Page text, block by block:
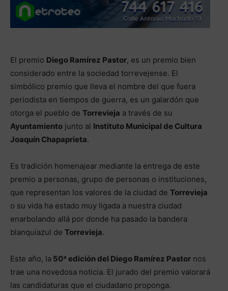
El premio Diego Ramírez Pastor, es un premio bien
considerado entre la sociedad torrevejense. El
simbólico premio que lleva el nombre del que fuera
periodista en tiempos de guerra, es un galardón que
otorga el pueblo de Torrevieja a través de su
Ayuntamiento junto al Instituto Municipal de Cultura
Joaquín Chapaprieta.
Es tradición homenajear mediante la entrega de este
premio a personas, grupo de personas o instituciones,
que representan los valores de la ciudad de Torrevieja
o su vida ha estado muy ligada a nuestra ciudad
enarbolando allá por donde ha pasado la bandera
blanquiazul de Torrevieja.
Este año, la 50ª edición del Diego Ramírez Pastor nos
trae una novedosa noticia. El jurado del premio valorará
las candidaturas que el ciudadano proponga.